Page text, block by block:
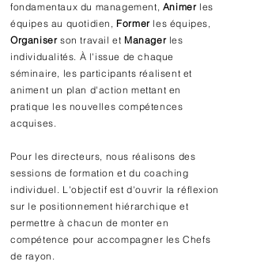
fondamentaux du management, Animerles
équipes au quotidien,Formerles équipes,
Organiserson travail et Managerles
individualités. À l'issue de chaque
séminaire, les participants réalisent et
animent un plan d'action mettant en
pratique les nouvelles compétences
acquises.
Pour les directeurs, nous réalisons des
sessions de formation et du coaching
individuel. L'objectif est d'ouvrir la réflexion
sur le positionnement hiérarchique et
permettre à chacun de monter en
compétence pour accompagner les Chefs
de rayon.